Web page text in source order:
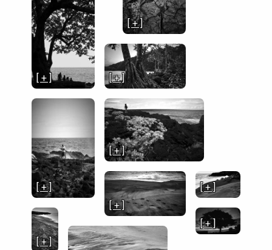
[ + ]
[ + ] [ + ]
[ + ]
[ + ]
[ + ]
[ + ]
[ + ]
[ + ]